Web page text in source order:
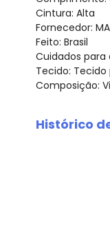
Cintura: Alta
Fornecedor:
Feito: Brasil
Cuidados para
Tecido: Tecido
Composição:
Histórico